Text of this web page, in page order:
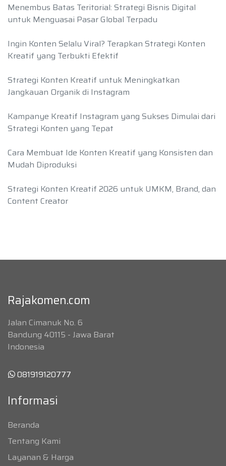
Menembus Batas Teritorial: Strategi Bisnis Digital
untuk Menguasai Pasar Global Terpadu
Ingin Konten Selalu Viral? Terapkan Strategi Konten
Kreatif yang Terbukti Efektif
Strategi Konten Kreatif untuk Meningkatkan
Jangkauan Organik di Instagram
Kampanye Kreatif Instagram yang Sukses Dimulai dari
Strategi Konten yang Tepat
Cara Membuat Ide Konten Kreatif yang Konsisten dan
Mudah Diproduksi
Strategi Konten Kreatif 2026 untuk UMKM, Brand, dan
Content Creator
Rajakomen.com
Jalan Cimanuk No. 6
Bandung 40115 - Jawa Barat
Indonesia
081919120777
Informasi
Beranda
Tentang Kami
Layanan & Harga